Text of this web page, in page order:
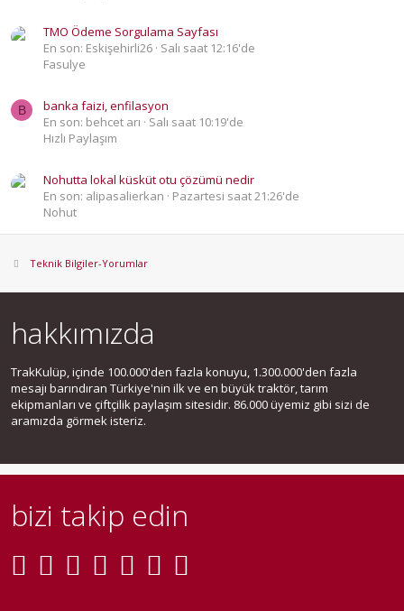
TMO Ödeme Sorgulama Sayfası
En son: Eskişehirli26 Salı saat 12:16'de
Fasulye
B
banka faizi, enfilasyon
En son: behcet arı
Salı saat 10:19'de
Hızlı Paylaşım
Nohutta lokal küsküt otu çözümü nedir
En son: alipasalierkan
Pazartesi saat 21:26'de
Nohut
Teknik Bilgiler-Yorumlar
hakkımızda
TrakKulüp, içinde 100.000'den fazla konuyu, 1.300.000'den fazla
mesajı barındıran Türkiye'nin ilk ve en büyük traktör, tarım
ekipmanları ve çiftçilik paylaşım sitesidir. 86.000 üyemiz gibi sizi de
aramızda görmek isteriz.
bizi takip edin